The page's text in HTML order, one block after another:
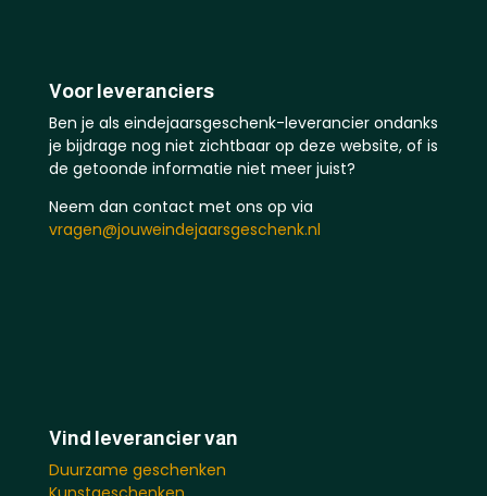
Voor leveranciers
Ben je als eindejaarsgeschenk-leverancier ondanks
je bijdrage nog niet zichtbaar op deze website, of is
de getoonde informatie niet meer juist?
Neem dan contact met ons op via
vragen@jouweindejaarsgeschenk.nl
Vind leverancier van
Duurzame geschenken